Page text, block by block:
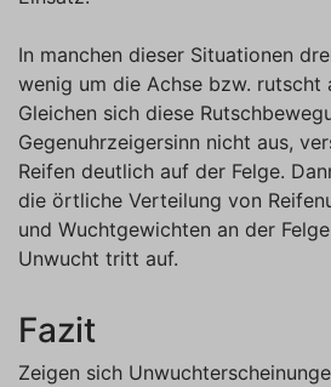
In manchen dieser Situationen
wenig um die Achse bzw. rutscht
Gleichen sich diese
Gegenuhrzeigersinn nicht aus,
Reifen deutlich auf der Felge.
die örtliche Verteilung von
und Wuchtgewichten an der
Unwucht tritt auf.
Fazit
Zeigen sich